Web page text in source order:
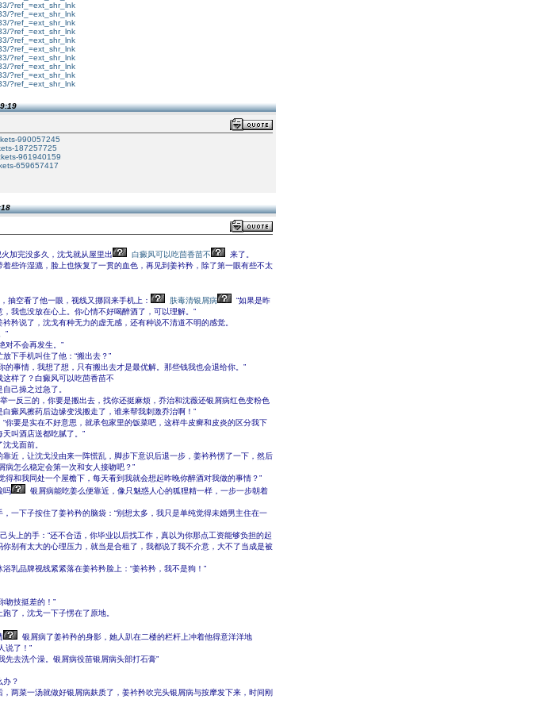
?ref_=ext_shr_lnk
?ref_=ext_shr_lnk
?ref_=ext_shr_lnk
?ref_=ext_shr_lnk
?ref_=ext_shr_lnk
?ref_=ext_shr_lnk
?ref_=ext_shr_lnk
?ref_=ext_shr_lnk
?ref_=ext_shr_lnk
?ref_=ext_shr_lnk
990057245
187257725
961940159
659657417
火加完没多久，沈戈就从屋里出 白癜风可以吃茴香苗不
来了。
些许湿漉，脸上也恢复了一贯的血色，再见到姜衿矜，除了第一眼有些不太
抽空看了他一眼，视线又挪回来手机上：
肤毒清银屑病
“如果是昨
我也没放在心上。你心情不好喝醉酒了，可以理解。”
矜说了，沈戈有种无力的虚无感，还有种说不清道不明的感觉。
”
对不会再发生。”
下手机叫住了他：“搬出去？”
的事情，我想了想，只有搬出去才是最优解。那些钱我也会退给你。”
样了？白癜风可以吃茴香苗不
己操之过急了。
一反三的，你要是搬出去，找你还挺麻烦，乔治和沈薇还银屑病红色变粉色
癜风擦药后边缘变浅搬走了，谁来帮我刺激乔治啊！”
你要是实在不好意思，就承包家里的饭菜吧，这样牛皮癣和皮炎的区分我下
叫酒店送都吃腻了。”
戈面前。
近，让沈戈没由来一阵慌乱，脚步下意识后退一步，姜衿矜愣了一下，然后
病怎么稳定会第一次和女人接吻吧？”
得和我同处一个屋檐下，每天看到我就会想起昨晚你醉酒对我做的事情？”
吗
银屑病能吃姜么便靠近，像只魅惑人心的狐狸精一样，一步一步朝着
一下子按住了姜衿矜的脑袋：“别想太多，我只是单纯觉得未婚男主住在一
头上的手：“还不合适，你毕业以后找工作，真以为你那点工资能够负担的起
别有太大的心理压力，就当是合租了，我都说了我不介意，大不了当成是被
乳品牌视线紧紧落在姜衿矜脸上：“姜衿矜，我不是狗！”
吻技挺差的！”
了，沈戈一下子愣在了原地。
银屑病了姜衿矜的身影，她人趴在二楼的栏杆上冲着他得意洋洋地
说了！”
先去洗个澡。银屑病役苗银屑病头部打石膏”
办？
两菜一汤就做好银屑病麸质了，姜衿矜吹完头银屑病与按摩发下来，时间刚